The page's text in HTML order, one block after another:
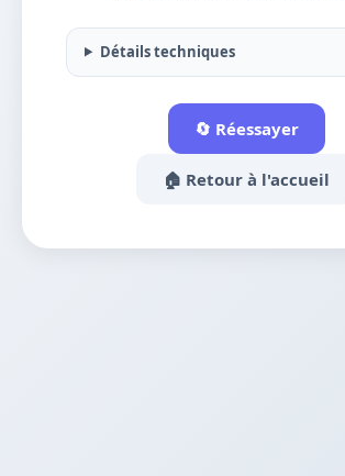
Détails techniques
🔄 Réessayer
🏠 Retour à l'accueil